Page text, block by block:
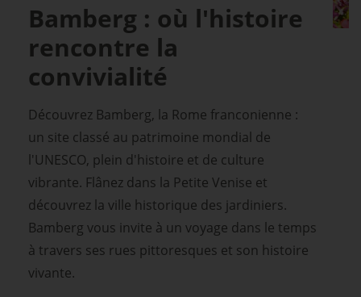
Bamberg : où l'histoire
rencontre la
convivialité
Découvrez Bamberg, la Rome franconienne :
un site classé au patrimoine mondial de
l'UNESCO, plein d'histoire et de culture
vibrante. Flânez dans la Petite Venise et
découvrez la ville historique des jardiniers.
Bamberg vous invite à un voyage dans le temps
à travers ses rues pittoresques et son histoire
vivante.